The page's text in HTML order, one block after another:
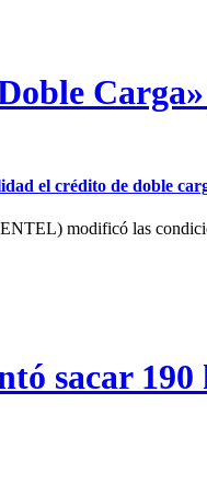
el crédito de doble
modificó las
sacar